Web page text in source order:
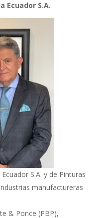
Ecuador S.A.
S.A. y de Pinturas
manufactureras
& Ponce (PBP),